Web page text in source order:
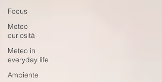
Focus
Meteo
curiosità
Meteo in
everyday life
Ambiente